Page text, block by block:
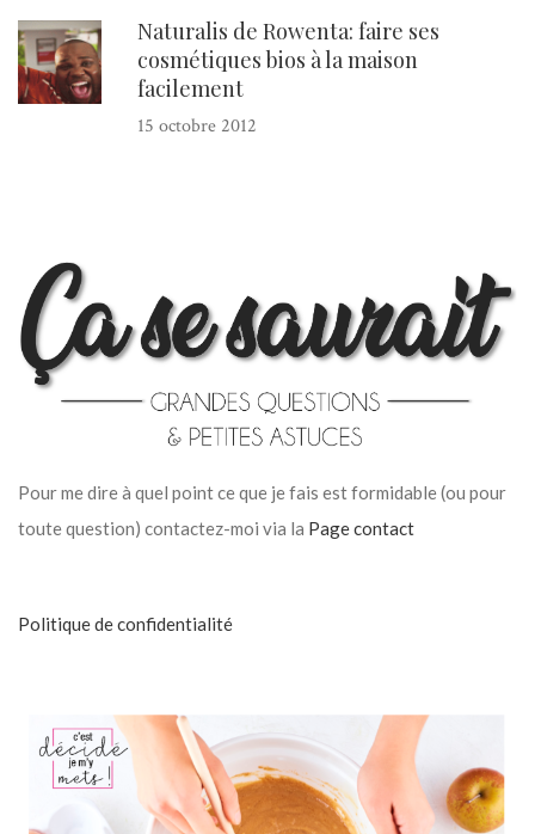
Naturalis de Rowenta: faire ses
cosmétiques bios à la maison
facilement
15 octobre 2012
Pour me dire à quel point ce que je fais est formidable (ou pour
toute question) contactez-moi via la Page contact
Politique de confidentialité